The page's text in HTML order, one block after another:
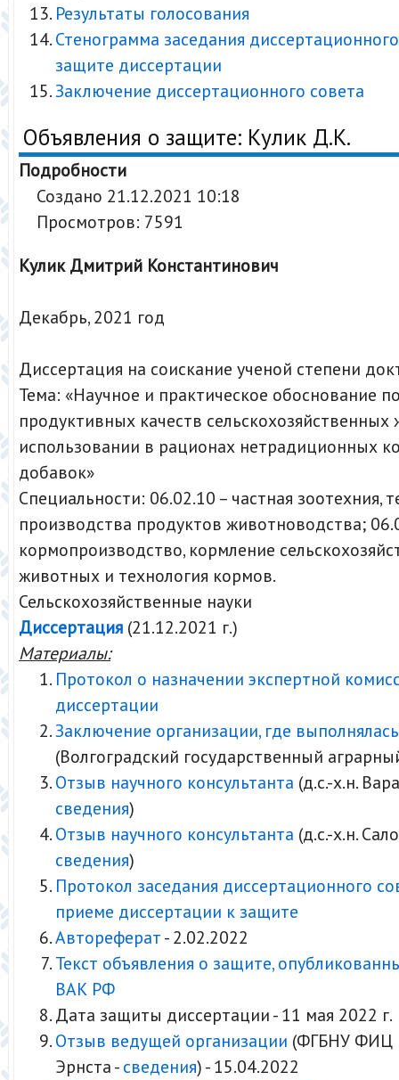
Результаты голосования
Стенограмма заседания
защите диссертации
Заключение диссертационного совета
Объявления о защите: Кулик Д.К.
Подробности
Создано 21.12.2021 10:18
Просмотров: 7591
Кулик Дмитрий Константинович
Декабрь, 2021 год
Диссертация на соискание ученой степени
Тема: «Научное и практическое обоснование
продуктивных качеств
использовании в рационах нетрадиционных
добавок»
Специальности: 06.02.10 – частная зоотехния,
производства продуктов животноводства;
кормопроизводство, кормление
животных и технология кормов.
Сельскохозяйственные науки
Диссертация (21.12.2021 г.)
Материалы:
Протокол о назначении экспертной
диссертации
Заключение организации, где
(Волгоградский государственный
Отзыв научного консультанта (д.с.-х.н.
сведения)
Отзыв научного консультанта (д.с.-х.н.
сведения)
Протокол заседания диссертационного
приеме диссертации к защите
Автореферат - 2.02.2022
Текст объявления о защите,
ВАК РФ
Дата защиты диссертации - 11 мая 2022 г.
Отзыв ведущей организации (ФГБНУ ФИЦ
Эрнста - сведения) - 15.04.2022